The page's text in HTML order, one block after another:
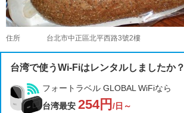
住所 台北市中正區北平西路3號2樓
台湾で使うWi-Fiはレンタルしましたか？
フォートラベル GLOBAL WiFiなら
台湾最安 254円 /日～